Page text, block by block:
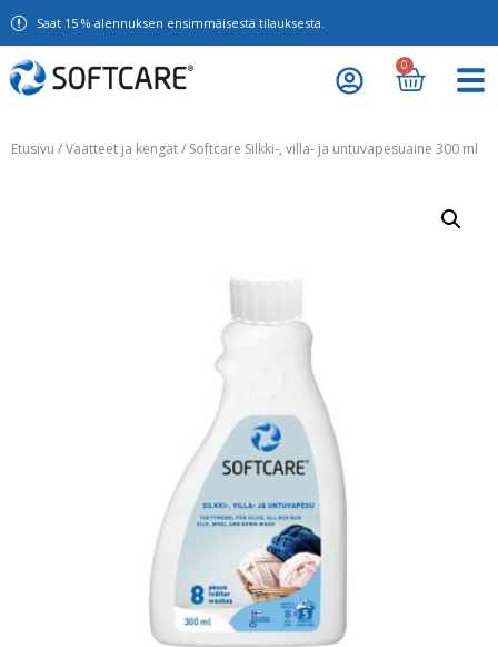
Saat 15 % alennuksen ensimmäisestä tilauksesta.
0
Etusivu /Vaatteet ja kengät/ Softcare Silkki-, villa- ja untuvapesuaine 300 ml